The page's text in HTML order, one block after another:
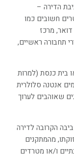
הדירה –
חשובים כמו
מרכז
תחבורה ראשיים,
בית כנסת (למרות
אנטנה סלולרית
שאוהבים לערוך
הקרובה לדירה
מהמתקנים
ו/או מטרדים